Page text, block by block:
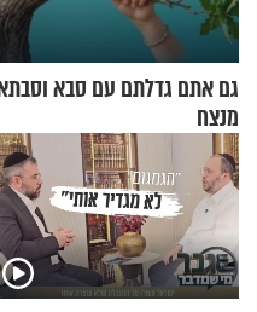
גם אתם גדלתם עם סבא
מנצח